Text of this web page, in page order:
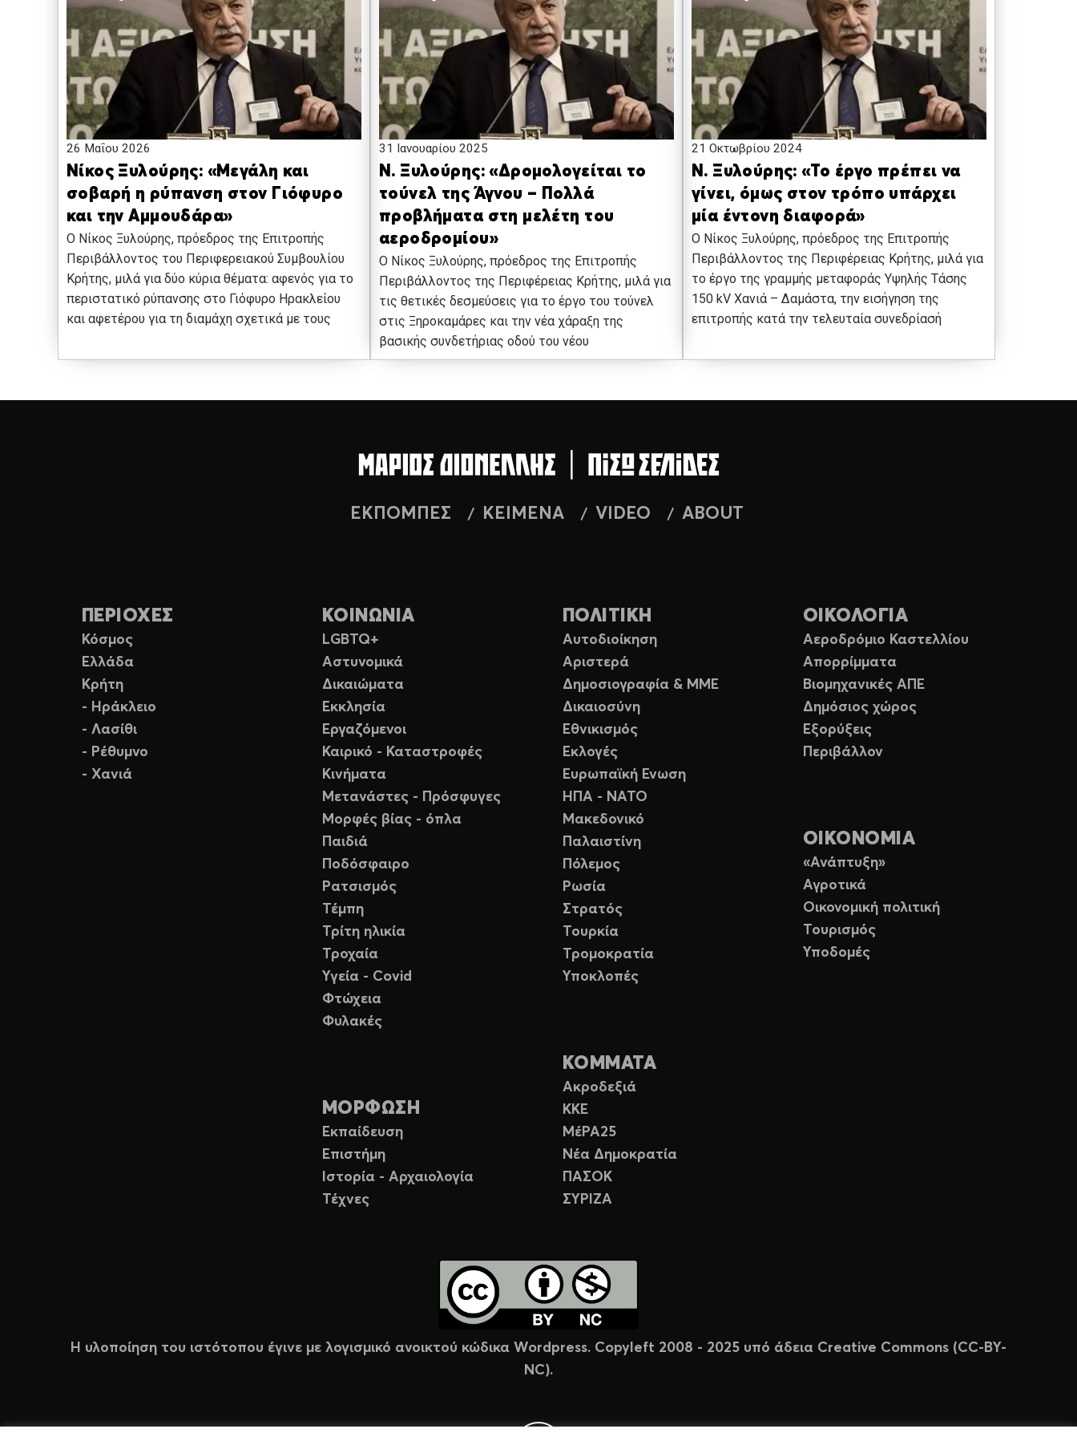
26 Μαΐου 2026
Νίκος Ξυλούρης: «Μεγάλη και
σοβαρή η ρύπανση στον Γιόφυρο
και την Αμμουδάρα»
Ο Νίκος Ξυλούρης, πρόεδρος της Επιτροπής
Περιβάλλοντος του Περιφερειακού Συμβουλίου
Κρήτης, μιλά για δύο κύρια θέματα: αφενός για το
περιστατικό ρύπανσης στο Γιόφυρο Ηρακλείου
και αφετέρου για τη διαμάχη σχετικά με τους
31 Ιανουαρίου 2025
Ν. Ξυλούρης: «Δρομολογείται το
τούνελ της Άγνου – Πολλά
προβλήματα στη μελέτη του
αεροδρομίου»
Ο Νίκος Ξυλούρης, πρόεδρος της Επιτροπής
Περιβάλλοντος της Περιφέρειας Κρήτης, μιλά για
τις θετικές δεσμεύσεις για το έργο του τούνελ
στις Ξηροκαμάρες και την νέα χάραξη της
βασικής συνδετήριας οδού του νέου
21 Οκτωβρίου 2024
Ν. Ξυλούρης: «Το έργο πρέπει να
γίνει, όμως στον τρόπο υπάρχει
μία έντονη διαφορά»
Ο Νίκος Ξυλούρης, πρόεδρος της Επιτροπής
Περιβάλλοντος της Περιφέρειας Κρήτης, μιλά για
το έργο της γραμμής μεταφοράς Υψηλής Τάσης
150 kV Χανιά – Δαμάστα, την εισήγηση της
επιτροπής κατά την τελευταία συνεδρίασή
ΕΚΠΟΜΠΕΣ ΚΕΙΜΕΝΑ VIDEO ABOUT
ΠΕΡΙΟΧΕΣ
Κόσμος
Ελλάδα
Κρήτη
- Ηράκλειο
- Λασίθι
- Ρέθυμνο
- Χανιά
ΚΟΙΝΩΝΙΑ
LGBTQ+
Αστυνομικά
Δικαιώματα
Εκκλησία
Εργαζόμενοι
Καιρικό - Καταστροφές
Κινήματα
Μετανάστες - Πρόσφυγες
Μορφές βίας - όπλα
Παιδιά
Ποδόσφαιρο
Ρατσισμός
Τέμπη
Τρίτη ηλικία
Τροχαία
Υγεία - Covid
Φτώχεια
Φυλακές
ΜΟΡΦΩΣΗ
Εκπαίδευση
Επιστήμη
Ιστορία - Αρχαιολογία
Τέχνες
ΠΟΛΙΤΙΚΗ
Αυτοδιοίκηση
Αριστερά
Δημοσιογραφία & ΜΜΕ
Δικαιοσύνη
Εθνικισμός
Εκλογές
Ευρωπαϊκή Ενωση
ΗΠΑ - ΝΑΤΟ
Μακεδονικό
Παλαιστίνη
Πόλεμος
Ρωσία
Στρατός
Τουρκία
Τρομοκρατία
Υποκλοπές
ΚΟΜΜΑΤΑ
Ακροδεξιά
ΚΚΕ
ΜέΡΑ25
Νέα Δημοκρατία
ΠΑΣΟΚ
ΣΥΡΙΖΑ
ΟΙΚΟΛΟΓΙΑ
Αεροδρόμιο Καστελλίου
Απορρίμματα
Βιομηχανικές ΑΠΕ
Δημόσιος χώρος
Εξορύξεις
Περιβάλλον
ΟΙΚΟΝΟΜΙΑ
«Ανάπτυξη»
Αγροτικά
Οικονομική πολιτική
Τουρισμός
Υποδομές
Η υλοποίηση του ιστότοπου έγινε με λογισμικό ανοικτού κώδικα Wordpress. Copyleft 2008 - 2025 υπό άδεια Creative Commons (CC-BY-
NC).